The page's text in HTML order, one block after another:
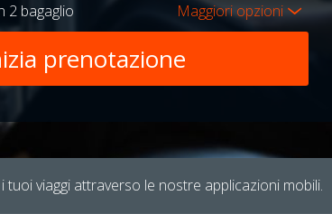
2 bagaglio Maggiori opzioni
tuoi viaggi attraverso le nostre applicazioni mobili.